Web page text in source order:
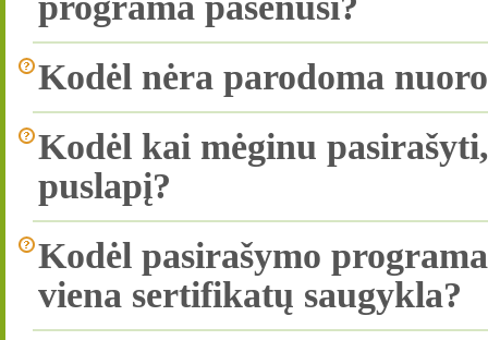
Kodėl nėra parodoma
Kodėl kai mėginu
puslapį?
Kodėl pasirašymo
viena sertifikatų saugykla?